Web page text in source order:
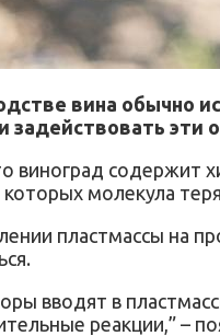
вина обычно
эти
виноград содержит
которых молекула
пластмассы на
вводят в
реакции,” –